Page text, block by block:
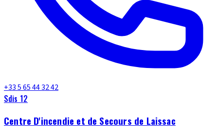
+33 5 65 44 32 42
Sdis 12
Centre D'incendie et de Secours de Laissac